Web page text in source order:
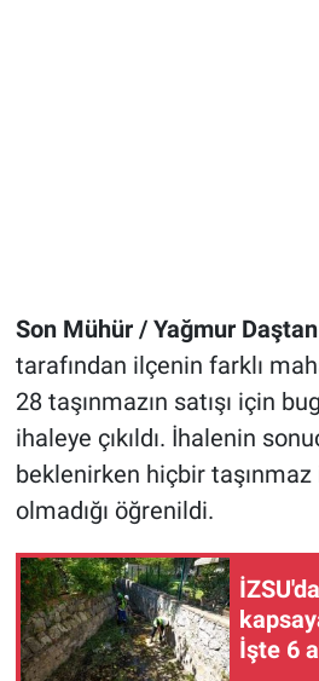
Son Mühür / Yağmur
tarafından ilçenin farklı
28 taşınmazın satışı için
ihaleye çıkıldı. İhalenin
beklenirken hiçbir
olmadığı öğrenildi.
İşte 6